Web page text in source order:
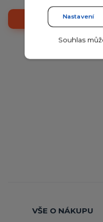
VŠE O NÁKUPU
Nastavení
Souhlas